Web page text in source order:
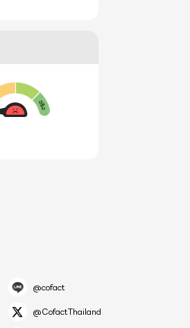
@cofact
@CofactThailand